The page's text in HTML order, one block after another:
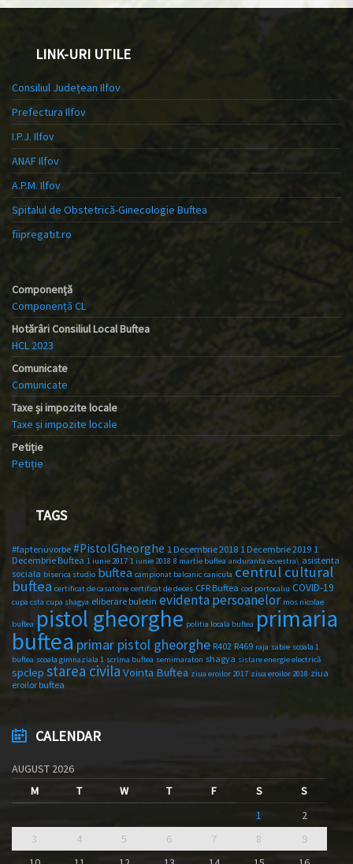
LINK-URI UTILE
Consiliul Județean Ilfov
Prefectura Ilfov
I.P.J. Ilfov
ANAF Ilfov
A.P.M. Ilfov
Spitalul de Obstetrică-Ginecologie Buftea
fiipregatit.ro
Componență
Componență CL
Hotărâri Consiliul Local Buftea
HCL 2023
Comunicate
Comunicate
Taxe și impozite locale
Taxe și impozite locale
Petiție
Petiție
TAGS
#faptenuvorbe #PistolGheorghe 1 Decembrie 2018 1 Decembrie 2019 1
Decembrie Buftea 1 iunie 2017 1 iunie 2018 8 martie buftea anduranta ecvestra\ asistenta
sociala biserica studio buftea campionat balcanic canicula centrul cultural
buftea certificat de casatorie certificat de deces CFR Buftea cod portocaliu COVID-19
cupa csta cupa shagya eliberare buletin evidenta persoanelor mos nicolae
buftea pistol gheorghe politia locala buftea primaria
buftea primar pistol gheorghe R402 R469 raja sabie scoala 1
buftea scoala gimnaziala 1 scrima buftea semimaraton shagya sistare energie electrică
spclep starea civila Vointa Buftea ziua eroilor 2017 ziua eroilor 2018 ziua
eroilor buftea
CALENDAR
AUGUST 2026
M
T W T F S
S
1
2
3
4 5 6 7 8
9